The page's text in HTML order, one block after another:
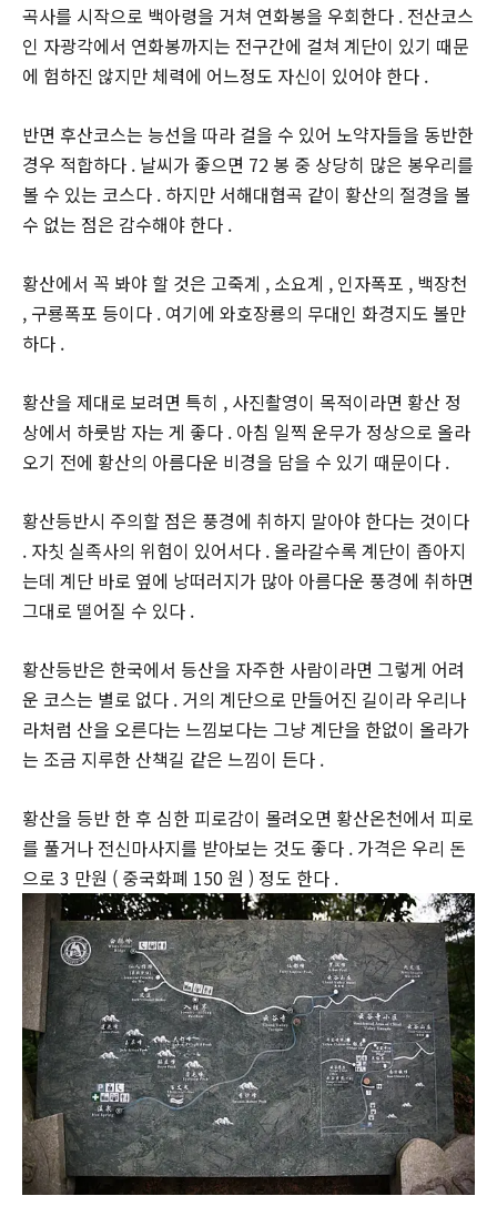
곡사를 시작으로 백아령을 거쳐 연화봉을 우회한다 . 전산코스
인 자광각에서 연화봉까지는 전구간에 걸쳐 계단이 있기 때문
에 험하진 않지만 체력에 어느정도 자신이 있어야 한다 .
반면 후산코스는 능선을 따라 걸을 수 있어 노약자들을 동반한
경우 적합하다 . 날씨가 좋으면 72 봉 중 상당히 많은 봉우리를
볼 수 있는 코스다 . 하지만 서해대협곡 같이 황산의 절경을 볼
수 없는 점은 감수해야 한다 .
황산에서 꼭 봐야 할 것은 고죽계 , 소요계 , 인자폭포 , 백장천
, 구룡폭포 등이다 . 여기에 와호장룡의 무대인 화경지도 볼만
하다 .
황산을 제대로 보려면 특히 , 사진촬영이 목적이라면 황산 정
상에서 하룻밤 자는 게 좋다 . 아침 일찍 운무가 정상으로 올라
오기 전에 황산의 아름다운 비경을 담을 수 있기 때문이다 .
황산등반시 주의할 점은 풍경에 취하지 말아야 한다는 것이다
. 자칫 실족사의 위험이 있어서다 . 올라갈수록 계단이 좁아지
는데 계단 바로 옆에 낭떠러지가 많아 아름다운 풍경에 취하면
그대로 떨어질 수 있다 .
황산등반은 한국에서 등산을 자주한 사람이라면 그렇게 어려
운 코스는 별로 없다 . 거의 계단으로 만들어진 길이라 우리나
라처럼 산을 오른다는 느낌보다는 그냥 계단을 한없이 올라가
는 조금 지루한 산책길 같은 느낌이 든다 .
황산을 등반 한 후 심한 피로감이 몰려오면 황산온천에서 피로
를 풀거나 전신마사지를 받아보는 것도 좋다 . 가격은 우리 돈
으로 3 만원 ( 중국화폐 150 원 ) 정도 한다 .